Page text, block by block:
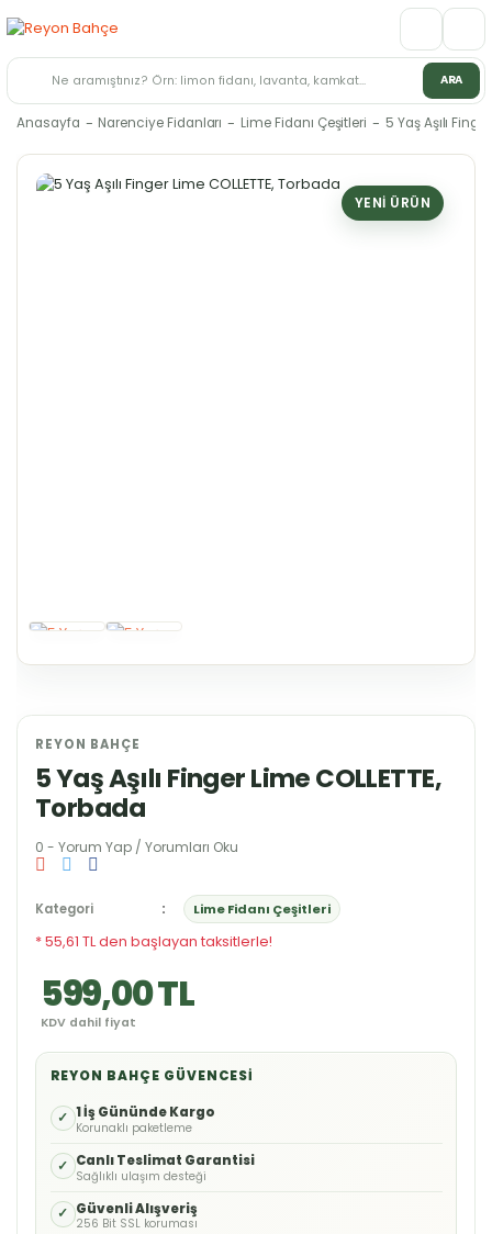
ARA
Anasayfa Narenciye Fidanları Lime Fidanı Çeşitleri 5 Yaş Aşılı
YENI ÜRÜN
REYON BAHÇE
5 Yaş Aşılı Finger Lime COLLETTE,
Torbada
0 - Yorum Yap / Yorumları Oku
Kategori Lime Fidanı Çeşitleri
* 55,61 TL den başlayan taksitlerle!
599,00 TL
KDV dahil fiyat
REYON BAHÇE GÜVENCESI
✓ 1 İş Gününde Kargo
Korunaklı paketleme
✓ Canlı Teslimat Garantisi
Sağlıklı ulaşım desteği
✓ Güvenli Alışveriş
256 Bit SSL koruması